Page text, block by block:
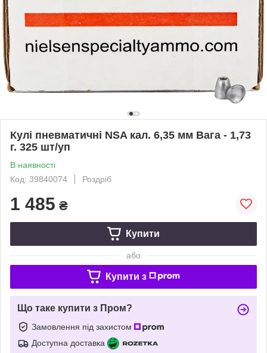
Кулі пневматичні NSA кал. 6,35 мм Вага - 1,73
г. 325 шт/уп
В наявності
Код: 39840074
Роздріб
1 485 ₴
Купити
або
Купити з
Що таке купити з Пром?
Замовлення під захистом
Доступна доставка